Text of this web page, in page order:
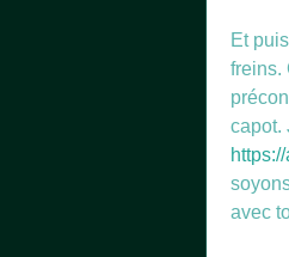
Et
freins.
capot.
avec